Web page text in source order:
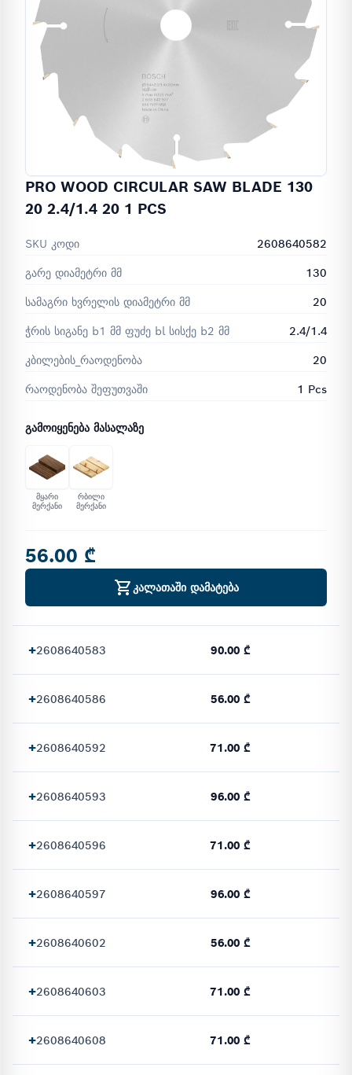
PRO WOOD CIRCULAR SAW BLADE 130
20 2.4/1.4 20 1 PCS
SKU კოდი 2608640582
გარე დიამეტრი მმ 130
სამაგრი ხვრელის დიამეტრი მმ 20
ჭრის სიგანე b1 მმ ფუძე bl სისქე b2 მმ 2.4/1.4
კბილების_რაოდენობა 20
რაოდენობა შეფუთვაში 1 Pcs
ᲒᲐᲛᲝᲘᲧᲔᲜᲔᲑᲐ ᲛᲐᲡᲐᲚᲐᲖᲔ
მყარი
მერქანი
რბილი
მერქანი
56.00 ₾
კალათაში დამატება
+2608640583 90.00 ₾
+2608640586 56.00 ₾
+2608640592 71.00 ₾
+2608640593 96.00 ₾
+2608640596 71.00 ₾
+2608640597 96.00 ₾
+2608640602 56.00 ₾
+2608640603 71.00 ₾
+2608640608 71.00 ₾